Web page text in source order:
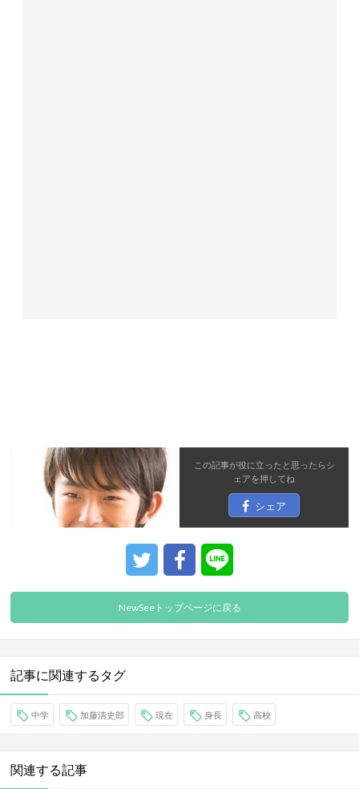
この記事が役に立ったと思ったらシ
ェアを押してね
シェア
NewSeeトップページに戻る
記事に関連するタグ
中学 加藤清史郎 現在 身長 高校
関連する記事